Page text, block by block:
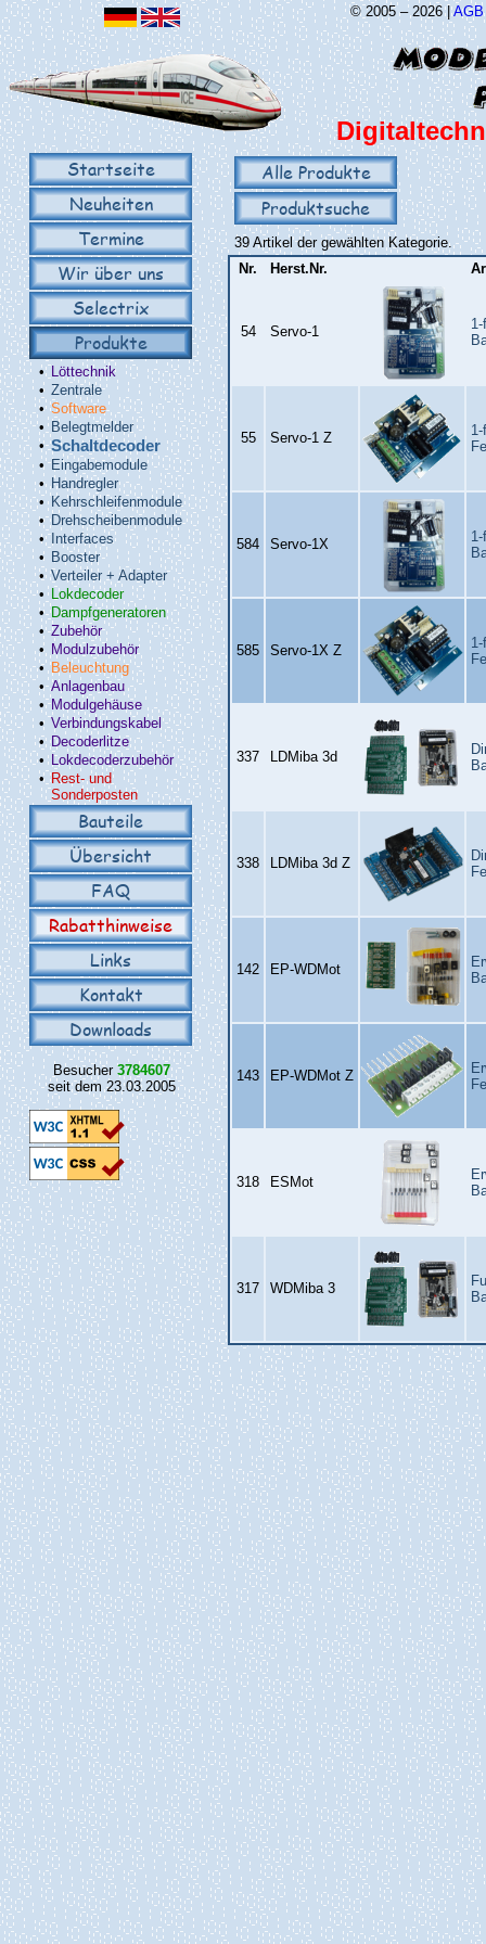
© 2005 – 2026 |AGB
Startseite
Neuheiten
Termine
Wir über uns
Selectrix
Produkte
• Löttechnik
• Zentrale
• Software
• Belegtmelder
•Schaltdecoder
• Eingabemodule
• Handregler
• Kehrschleifenmodule
• Drehscheibenmodule
• Interfaces
• Booster
• Verteiler + Adapter
• Lokdecoder
• Dampfgeneratoren
•Zubehör
• Modulzubehör
• Beleuchtung
•Anlagenbau
• Modulgehäuse
• Verbindungskabel
• Decoderlitze
• Lokdecoderzubehör
• Rest- und
Sonderposten
Bauteile
Übersicht
FAQ
Rabatthinweise
Links
Kontakt
Downloads
Besucher 3784607
seit dem 23.03.2005
Alle Produkte
Produktsuche
39 Artikel der gewählten Kategorie.
Nr.
Herst.Nr.
54 Servo‑1
55 Servo‑1 Z
584 Servo‑1X
585 Servo‑1X Z
337 LDMiba 3d
338 LDMiba 3d Z
142 EP‑WDMot
143 EP‑WDMot Z
318 ESMot
317 WDMiba 3